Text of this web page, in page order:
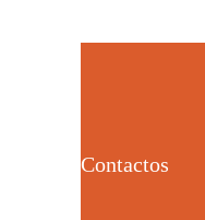
Contactos